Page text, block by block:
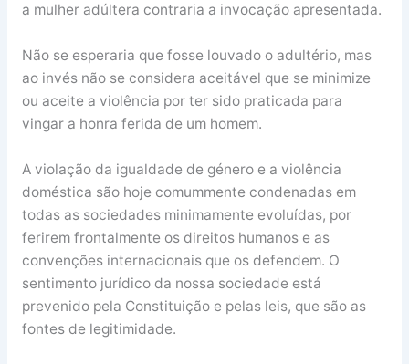
a mulher adúltera contraria a invocação apresentada.
Não se esperaria que fosse louvado o adultério, mas
ao invés não se considera aceitável que se minimize
ou aceite a violência por ter sido praticada para
vingar a honra ferida de um homem.
A violação da igualdade de género e a violência
doméstica são hoje comummente condenadas em
todas as sociedades minimamente evoluídas, por
ferirem frontalmente os direitos humanos e as
convenções internacionais que os defendem. O
sentimento jurídico da nossa sociedade está
prevenido pela Constituição e pelas leis, que são as
fontes de legitimidade.